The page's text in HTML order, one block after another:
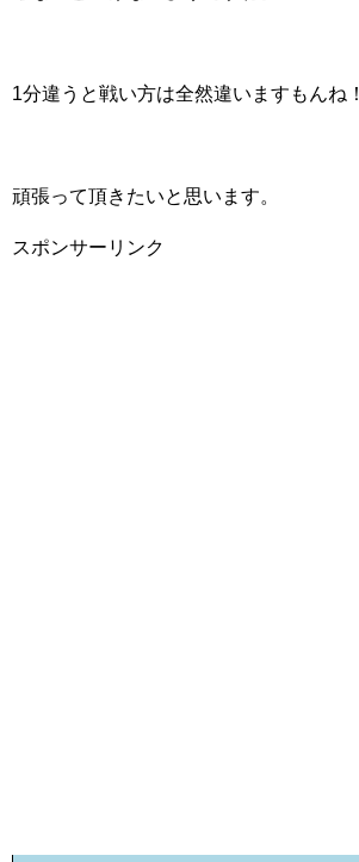
1分違うと戦い方は全然違いますもんね！
頑張って頂きたいと思います。
スポンサーリンク